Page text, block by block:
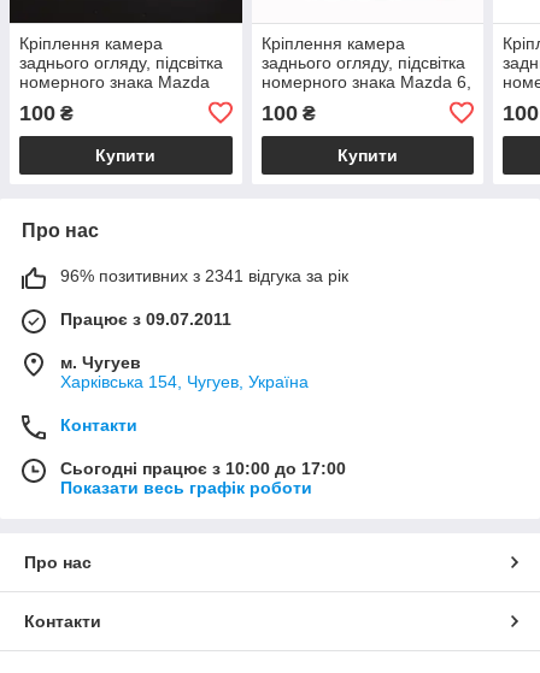
Кріплення камера
заднього огляду, підсвітка
номерного знака Mazda
100 ₴
Купити
Кріплення камера
заднього огляду, підсвітка
номерного знака Mazda 6,
CX-7, CX-5, SUV, M6, GG,
GY
100₴
Купити
A5,
100
Про нас
96% позитивних з 2341 відгука за рік
Працює з 09.07.2011
м. Чугуев
Харківська 154, Чугуев, Україна
Контакти
Сьогодні працює з 10:00 до 17:00
Показати весь графік роботи
Про нас
Контакти